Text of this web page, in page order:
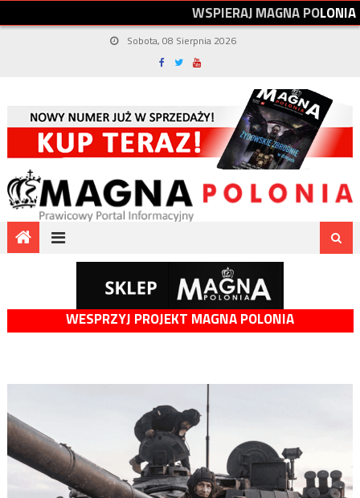
WSPIERAJMAGNAPOLONIA
Sobota, 08 Sierpnia 2026
WESPRZYJ PROJEKT MAGNA POLONIA